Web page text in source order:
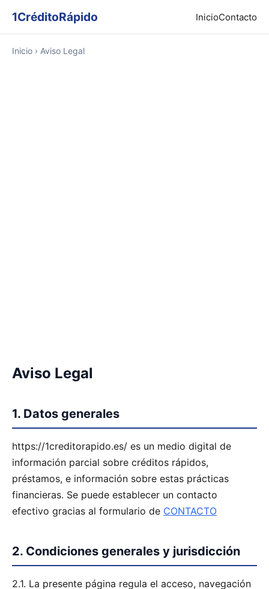
1CréditoRápido InicioContacto
Inicio › Aviso Legal
Aviso Legal
1. Datos generales
https://1creditorapido.es/ es un medio digital de
información parcial sobre créditos rápidos,
préstamos, e información sobre estas prácticas
financieras. Se puede establecer un contacto
efectivo gracias al formulario de CONTACTO
2. Condiciones generales y jurisdicción
2.1. La presente página regula el acceso, navegación